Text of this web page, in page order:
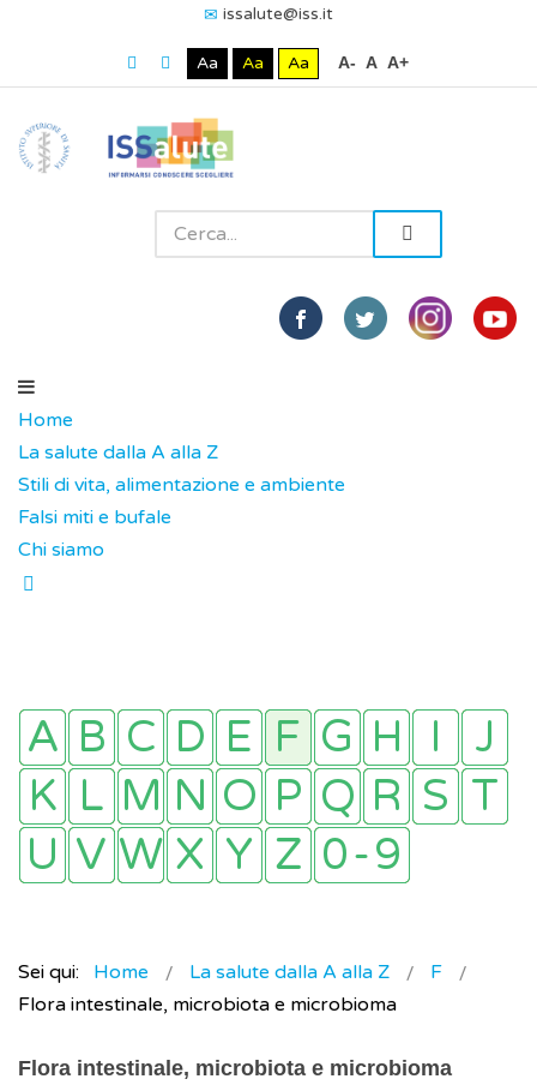
issalute@iss.it
Aa Aa Aa A- A A+
Home
La salute dalla A alla Z
Stili di vita, alimentazione e ambiente
Falsi miti e bufale
Chi siamo
Sei qui: Home La salute dalla A alla Z
F
Flora intestinale, microbiota e microbioma
Flora intestinale, microbiota e microbioma